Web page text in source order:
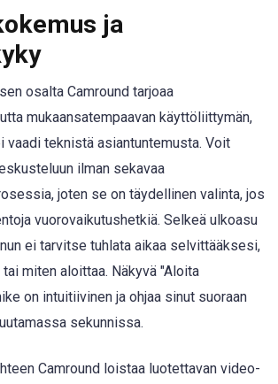
ja
osalta Camround tarjoaa
mukaansatempaavan käyttöliittymän,
vaadi teknistä asiantuntemusta. Voit
ilman sekavaa
joten se on täydellinen valinta, jos
vuorovaikutushetkiä. Selkeä ulkoasu
ei tarvitse tuhlata aikaa selvittääksesi,
miten aloittaa. Näkyvä "Aloita
on intuitiivinen ja ohjaa sinut suoraan
sekunnissa.
Camround loistaa luotettavan video-